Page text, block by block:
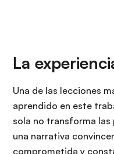
La
Una de las lecciones
aprendido en este
sola no transforma
una narrativa
comprometida y